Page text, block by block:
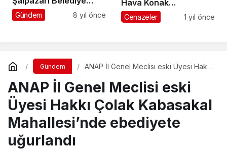
e
s
i
e
l
e
r
Meclisi Üyesi Aday
Gündem 8 yıl önce
Hava Konak
Şalpazarı’nda
Cenazeler 1 yıl önce
Gündem
ANAP İl Genel Meclisi eski Üyesi Hakkı
ebediyete uğurlandı
ANAP İl Genel Meclisi eski
Üyesi Hakkı Çolak Kabasakal
Mahallesi’nde ebediyete
uğurlandı